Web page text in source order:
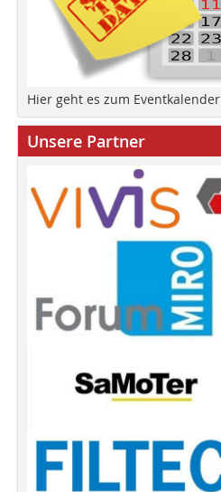
Hier geht es zum Eventkalender
Unsere Partner